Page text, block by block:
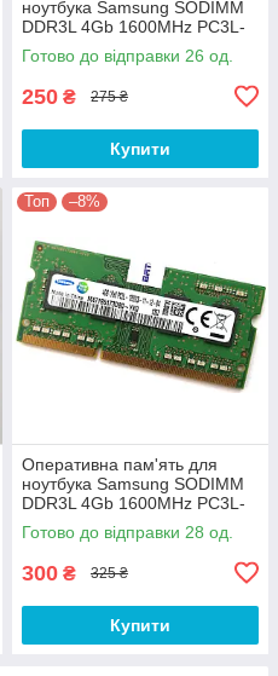
ноутбука Samsung SODIMM
DDR3L 4Gb 1600MHz PC3L-
12800s 1R8 CL11
(M471B5173EB0-YK0) Б/В
Готово до відправки 26 од.
250 ₴ 275 ₴
Купити
Топ –8%
Оперативна пам'ять для
ноутбука Samsung SODIMM
DDR3L 4Gb 1600MHz PC3L-
12800s 1R8 CL11
(M471B5173DB0-YK0) Б/В
Готово до відправки 28 од.
300 ₴ 325 ₴
Купити